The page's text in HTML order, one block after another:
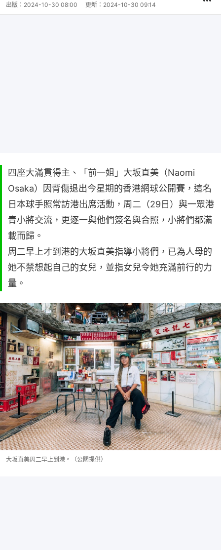
出版： 2024-10-30 08:00 更新： 2024-10-30 09:14
四座大滿貫得主、「前一姐」大坂直美（Naomi
Osaka）因背傷退出今星期的香港網球公開賽，這名
日本球手照常訪港出席活動，周二（29日）與一眾港
青小將交流，更逐一與他們簽名與合照，小將們都滿
載而歸。
周二早上才到港的大坂直美指導小將們，已為人母的
她不禁想起自己的女兒，並指女兒令她充滿前行的力
量。
大坂直美周二早上到港。（公關提供）